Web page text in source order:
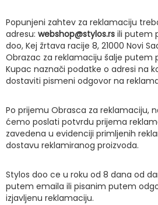
Popunjeni zahtev za reklamaciju
adresu: webshop@stylos.rs ili putem
doo, Kej žrtava racije 8, 21000 Novi
Obrazac za reklamaciju šalje putem
Kupac naznači podatke o adresi na
dostaviti pismeni odgovor na
Po prijemu Obrasca za reklamaciju,
ćemo poslati potvrdu prijema
zavedena u evidenciji primljenih
dostavu reklamiranog proizvoda.
Stylos doo ce u roku od 8 dana od
putem emaila ili pisanim putem
izjavljenu reklamaciju.